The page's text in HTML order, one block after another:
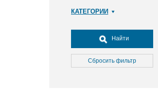
КАТЕГОРИИ
Досуг, туризм и отдых
Культура
Медицина
Найти
Сбросить фильтр